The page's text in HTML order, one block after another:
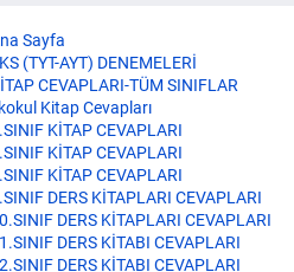
Sayfa
(TYT-AYT) DENEMELERİ
CEVAPLARI-TÜM SINIFLAR
Kitap Cevapları
KİTAP CEVAPLARI
KİTAP CEVAPLARI
KİTAP CEVAPLARI
DERS KİTAPLARI CEVAPLARI
DERS KİTAPLARI CEVAPLARI
DERS KİTABI CEVAPLARI
DERS KİTABI CEVAPLARI